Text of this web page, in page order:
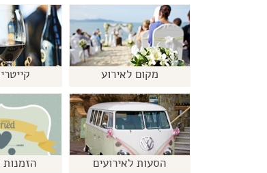
מקום לאירוע
הסעות לאירועים